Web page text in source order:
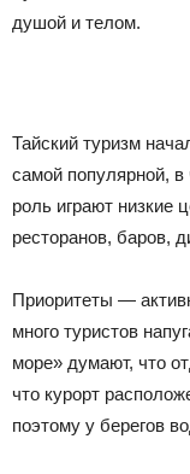
душой и телом.
Тайский туризм
самой популярной,
роль играют низкие
ресторанов, баров,
Приоритеты —
много туристов
море» думают, что
что курорт
поэтому у берегов